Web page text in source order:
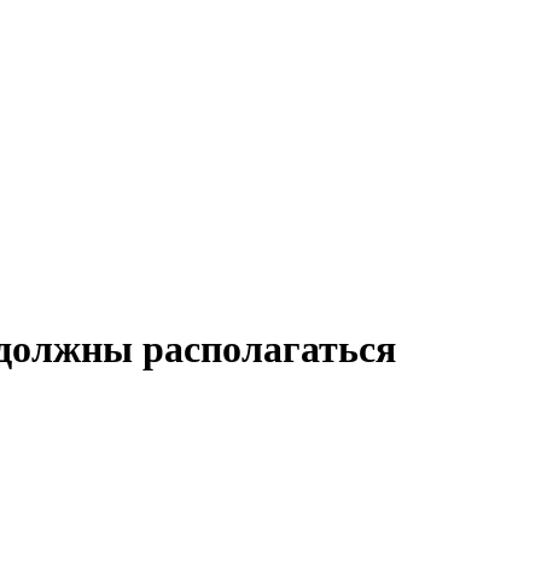
располагаться